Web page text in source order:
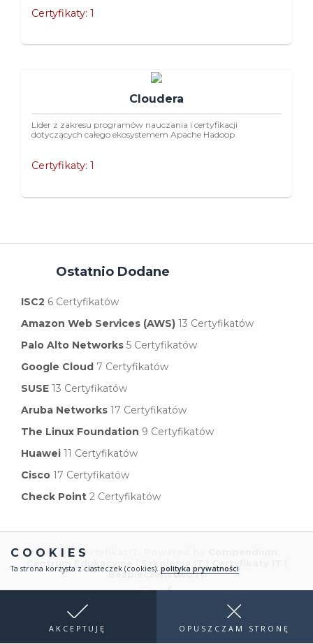
COOKIES
Ta strona korzysta z ciasteczek (cookies). polityka prywatności
AKCEPTUJĘ OPUSZCZAM STRONĘ
Certyfikaty: 1
Cloudera
Lider z zakresu programów nauczania i certyfikacji
dotyczących całego ekosystemem Apache Hadoop.
Certyfikaty: 1
Ostatnio Dodane
ISC2 6 Certyfikatów
Amazon Web Services (AWS) 13 Certyfikatów
Palo Alto Networks 5 Certyfikatów
Google Cloud 7 Certyfikatów
SUSE 13 Certyfikatów
Aruba Networks 17 Certyfikatów
The Linux Foundation 9 Certyfikatów
Huawei 11 Certyfikatów
Cisco 17 Certyfikatów
Check Point 2 Certyfikatów
© 2019 - CertyfikatIT. Powered by
Certyfikaty IT
Bezpieczeństwo IT